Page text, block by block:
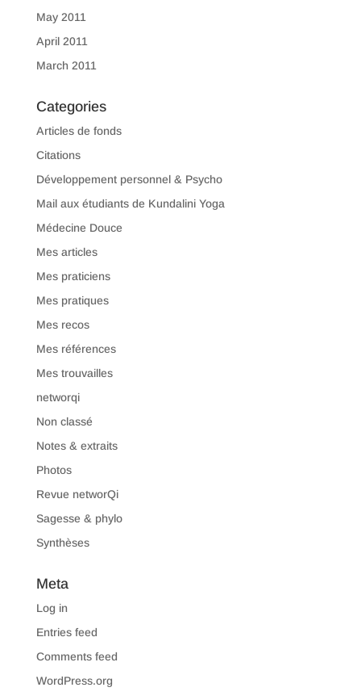
May 2011
April 2011
March 2011
Categories
Articles de fonds
Citations
Développement personnel & Psycho
Mail aux étudiants de Kundalini Yoga
Médecine Douce
Mes articles
Mes praticiens
Mes pratiques
Mes recos
Mes références
Mes trouvailles
networqi
Non classé
Notes & extraits
Photos
Revue networQi
Sagesse & phylo
Synthèses
Meta
Log in
Entries feed
Comments feed
WordPress.org